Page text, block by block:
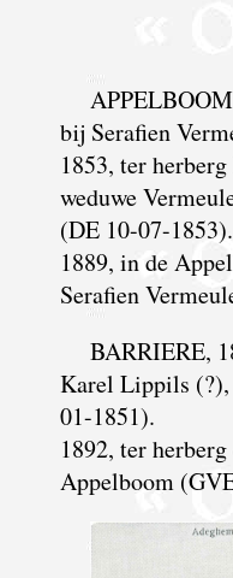
bij Serafien
1853, ter
weduwe
(DE 10-07-1853).
1889, in de
Serafien
BARRIERE,
Karel Lippils
01-1851).
1892, ter
Appelboom